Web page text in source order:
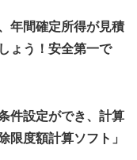
年間確定所得が見積
ょう！安全第一で
件設定ができ、計算
限度額計算ソフト」